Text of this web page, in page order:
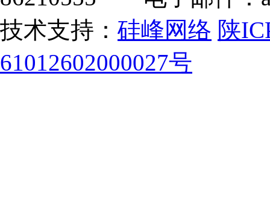
技术支持： 硅峰网络 陕
61012602000027号